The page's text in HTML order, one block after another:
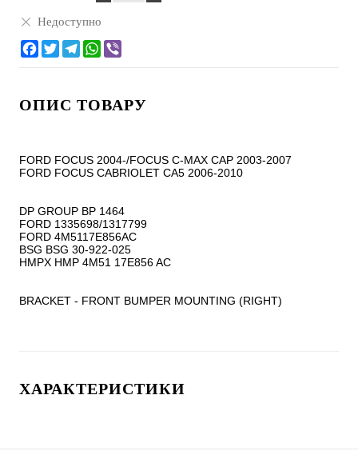
Недоступно
ОПИС ТОВАРУ
FORD FOCUS 2004-/FOCUS C-MAX CAP 2003-2007
FORD FOCUS CABRIOLET CA5 2006-2010
DP GROUP BP 1464
FORD 1335698/1317799
FORD 4M5117E856AC
BSG BSG 30-922-025
HMPX HMP 4M51 17E856 AC
BRACKET - FRONT BUMPER MOUNTING (RIGHT)
ХАРАКТЕРИСТИКИ